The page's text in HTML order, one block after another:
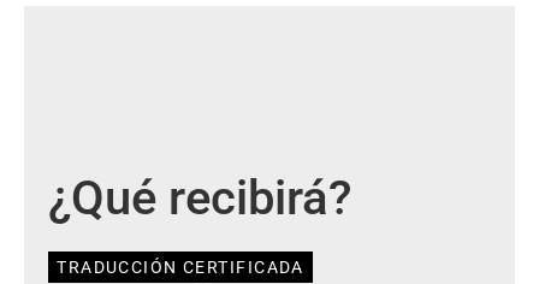
¿Qué recibirá?
TRADUCCIÓN CERTIFICADA